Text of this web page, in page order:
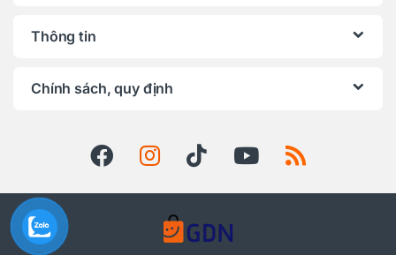
Thông tin
Chính sách, quy định